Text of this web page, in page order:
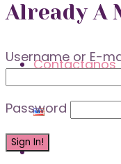
Contáctanos
Already A
Username or E-
Password